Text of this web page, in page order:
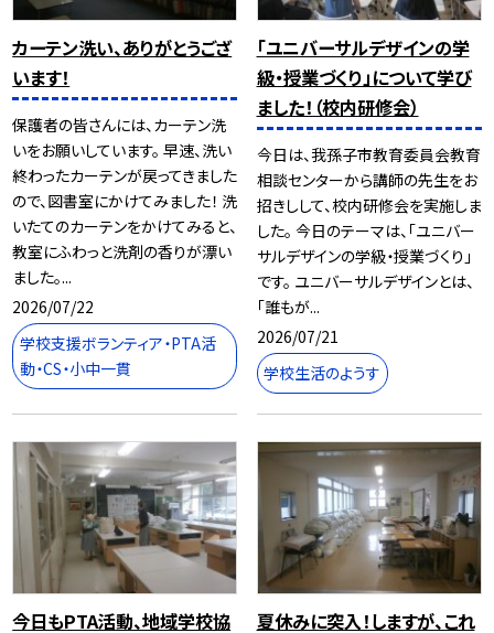
カーテン洗い、ありがとうござ
います！
保護者の皆さんには、カーテン洗
いをお願いしています。 早速、洗い
終わったカーテンが戻ってきました
ので、図書室にかけてみました！ 洗
いたてのカーテンをかけてみると、
教室にふわっと洗剤の香りが漂い
ました。...
2026/07/22
学校支援ボランティア・PTA活
動・CS・小中一貫
「ユニバーサルデザインの学
級・授業づくり」について学び
ました！（校内研修会）
今日は、我孫子市教育委員会教育
相談センターから講師の先生をお
招きしして、校内研修会を実施しま
した。 今日のテーマは、「ユニバー
サルデザインの学級・授業づくり」
です。 ユニバーサルデザインとは、
「誰もが...
2026/07/21
学校生活のようす
今日もPTA活動、地域学校協 夏休みに突入！しますが、これ